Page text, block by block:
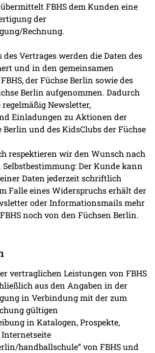
FBHS dem Kunden eine
der
Rechnung.
Vertrages werden die Daten des
und in den gemeinsamen
der Füchse Berlin sowie des
Berlin aufgenommen. Dadurch
Newsletter,
Einladungen zu Aktionen der
Berlin und des KidsClubs der Füchse
respektieren wir den Wunsch nach
Der Kunde kann
Daten jederzeit schriftlich
Falle eines Widerspruchs erhält der
oder Informationsmails mehr
noch von den Füchsen Berlin.
vertraglichen Leistungen von FBHS
aus den Angaben in der
in Verbindung mit der zum
gültigen
in Katalogen, Prospekte,
handballschule“ von FBHS und